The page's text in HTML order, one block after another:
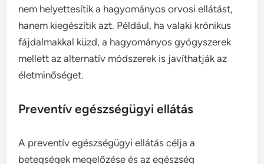
nem helyettesítik a hagyományos orvosi ellátást,
hanem kiegészítik azt. Például, ha valaki krónikus
fájdalmakkal küzd, a hagyományos gyógyszerek
mellett az alternatív módszerek is javíthatják az
életminőséget.
Preventív egészségügyi ellátás
A preventív egészségügyi ellátás célja a
betegségek megelőzése és az egészség